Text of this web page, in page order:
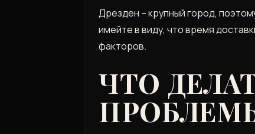
Дрезден – крупный город‚
имейте в виду‚ что время
факторов.
ЧТО